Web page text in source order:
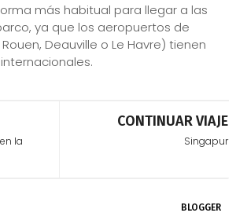
más habitual para llegar a las
ya que los aeropuertos de
Deauville o Le Havre) tienen
la
CONTINUAR VIAJE
Singapur
BLOGGER